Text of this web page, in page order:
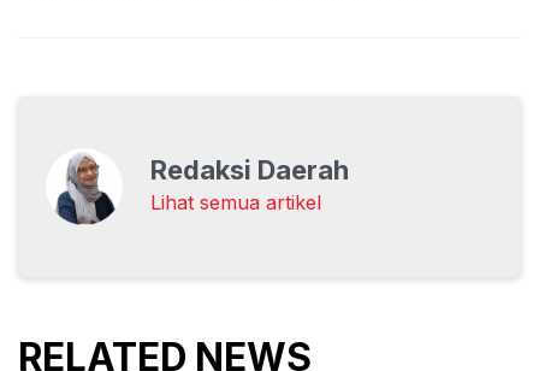
Redaksi Daerah
Lihat semua artikel
RELATED NEWS